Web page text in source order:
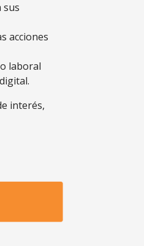
sus
acciones
laboral
interés,